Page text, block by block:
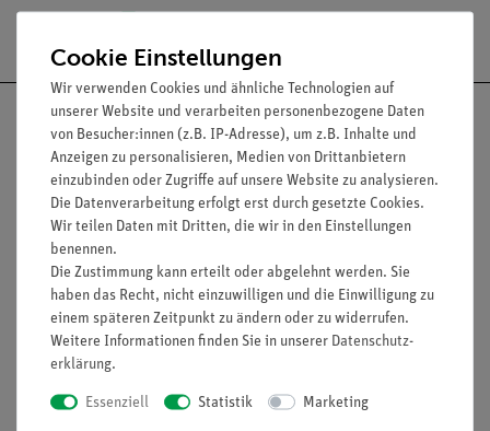
Nach oben
Informationen
Unternehmen
Projekte und Lösungen
Service
Beratung & Showroom
Cookie Einstellungen
Wir verwenden Cookies und ähnliche Technologien auf
unserer Website und verarbeiten personenbezogene Daten
von Besucher:innen (z.B. IP-Adresse), um z.B. Inhalte und
Anzeigen zu personalisieren, Medien von Drittanbietern
einzubinden oder Zugriffe auf unsere Website zu analysieren.
Die Datenverarbeitung erfolgt erst durch gesetzte Cookies.
Wir teilen Daten mit Dritten, die wir in den Einstellungen
benennen.
Die Zustimmung kann erteilt oder abgelehnt werden. Sie
haben das Recht, nicht einzuwilligen und die Einwilligung zu
einem späteren Zeitpunkt zu ändern oder zu widerrufen.
Weitere Informationen finden Sie in unserer Daten­schutz­
erklärung.
Essenziell Statistik Marketing